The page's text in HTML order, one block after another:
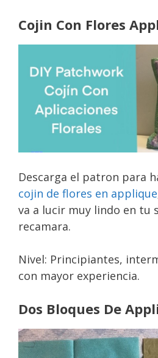
Cojin Con Flores
Descarga el patron para
cojin de flores en applique
va a lucir muy lindo en tu
recamara.
Nivel: Principiantes,
con mayor experiencia.
Dos Bloques De